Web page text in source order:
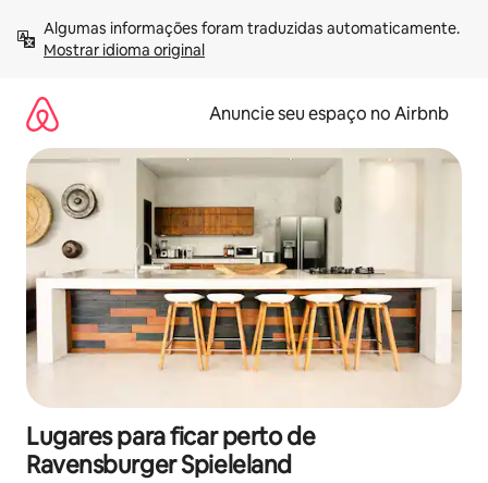
para
Mostrar idioma original
Anuncie seu espaço no Airbnb
Lugares para ficar perto de
Ravensburger Spieleland